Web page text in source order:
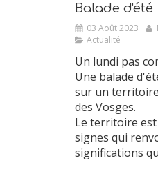
Balade d'été
03 Août 2023
Actualité
Un lundi pas
Une balade
sur un
des Vosges.
Le territoire
signes qui
significations